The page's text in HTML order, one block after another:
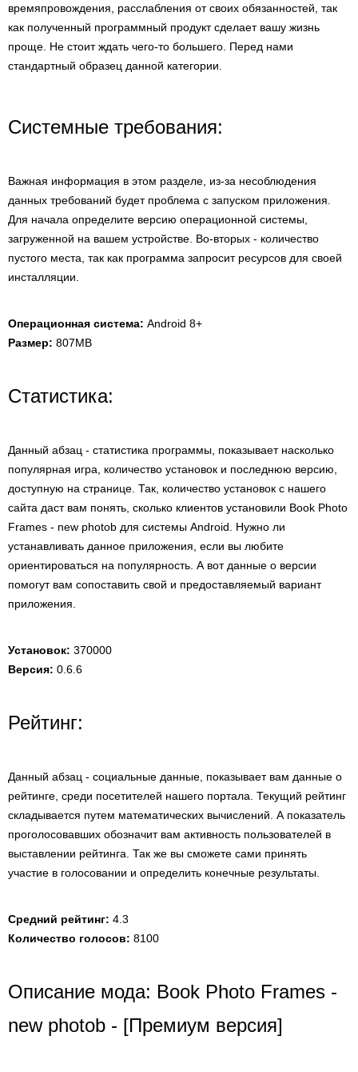
времяпровождения, расслабления от своих обязанностей, так
как полученный программный продукт сделает вашу жизнь
проще. Не стоит ждать чего-то большего. Перед нами
стандартный образец данной категории.
Системные требования:
Важная информация в этом разделе, из-за несоблюдения
данных требований будет проблема с запуском приложения.
Для начала определите версию операционной системы,
загруженной на вашем устройстве. Во-вторых - количество
пустого места, так как программа запросит ресурсов для своей
инсталляции.
Операционная система: Android 8+
Размер: 807MB
Статистика:
Данный абзац - статистика программы, показывает насколько
популярная игра, количество установок и последнюю версию,
доступную на странице. Так, количество установок с нашего
сайта даст вам понять, сколько клиентов установили Book Photo
Frames - new photob для системы Android. Нужно ли
устанавливать данное приложения, если вы любите
ориентироваться на популярность. А вот данные о версии
помогут вам сопоставить свой и предоставляемый вариант
приложения.
Установок: 370000
Версия: 0.6.6
Рейтинг:
Данный абзац - социальные данные, показывает вам данные о
рейтинге, среди посетителей нашего портала. Текущий рейтинг
складывается путем математических вычислений. А показатель
проголосовавших обозначит вам активность пользователей в
выставлении рейтинга. Так же вы сможете сами принять
участие в голосовании и определить конечные результаты.
Средний рейтинг: 4.3
Количество голосов: 8100
Описание мода: Book Photo Frames -
new photob - [Премиум версия]